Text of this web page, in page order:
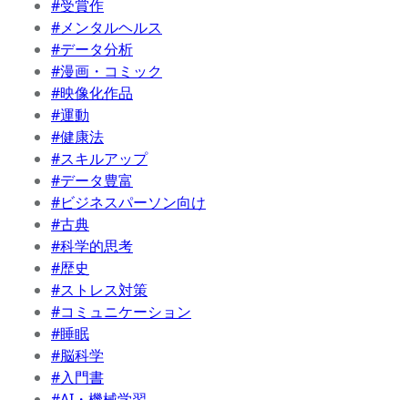
#受賞作
#メンタルヘルス
#データ分析
#漫画・コミック
#映像化作品
#運動
#健康法
#スキルアップ
#データ豊富
#ビジネスパーソン向け
#古典
#科学的思考
#歴史
#ストレス対策
#コミュニケーション
#睡眠
#脳科学
#入門書